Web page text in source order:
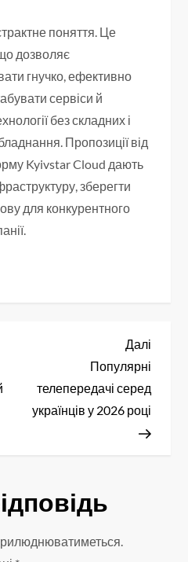
поняття. Це
дозволяє
гнучко, ефективно
сервіси й
без складних і
Пропозиції від
Kyivstar Cloud дають
зберегти
для конкурентного
запис
Далі
Популярні
телепередачі серед
українців у 2026 році